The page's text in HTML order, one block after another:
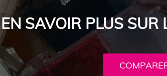
EN SAVOIR PLUS SUR